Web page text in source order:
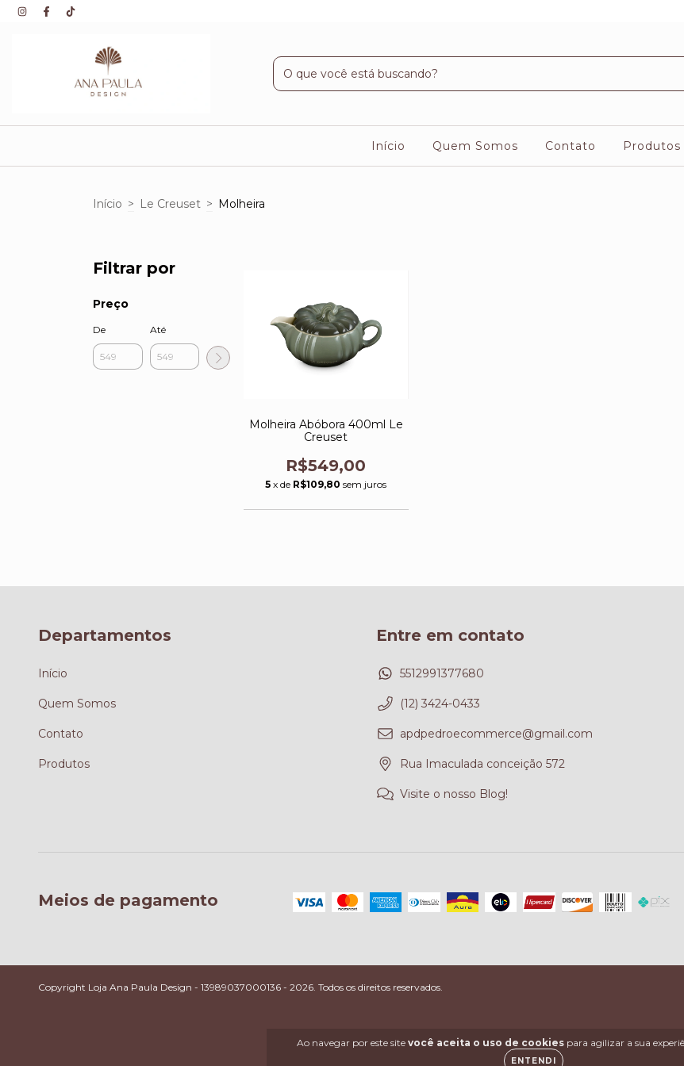
Início Quem Somos Contato Produtos
Ao navegar por este site você aceita o uso de cookiespara agilizar a sua
ENTENDI
Início > Le Creuset > Molheira
Filtrar por
Preço
De Até
Molheira Abóbora 400ml Le
Creuset
R$549,00
5 x de R$109,80 sem juros
Departamentos
Início
Quem Somos
Contato
Produtos
Entre em contato
5512991377680
(12) 3424-0433
apdpedroecommerce@gmail.com
Rua Imaculada conceição 572
Visite o nosso Blog!
Meios de pagamento
Copyright Loja Ana Paula Design - 13989037000136 - 2026. Todos os direitos reservados.